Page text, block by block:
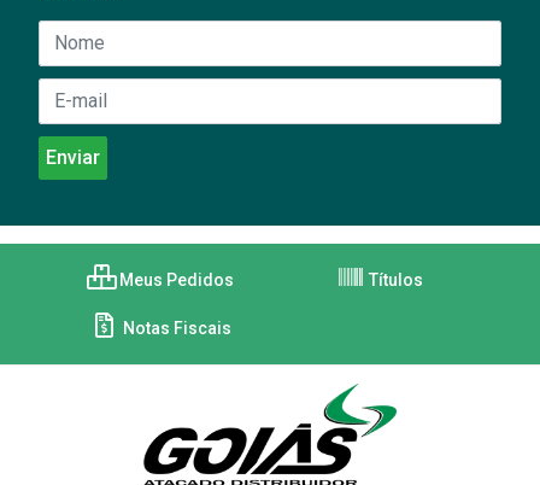
Meus Pedidos Títulos
Notas Fiscais